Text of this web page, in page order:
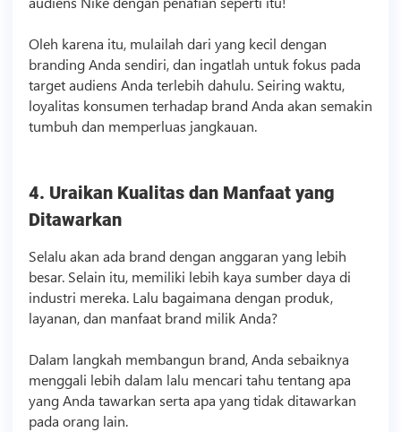
Oleh karena itu, mulailah dari yang kecil dengan
branding Anda sendiri, dan ingatlah untuk fokus pada
target audiens Anda terlebih dahulu. Seiring waktu,
loyalitas konsumen terhadap brand Anda akan semakin
tumbuh dan memperluas jangkauan.
4. Uraikan Kualitas dan Manfaat yang
Ditawarkan
Selalu akan ada brand dengan anggaran yang lebih
besar. Selain itu, memiliki lebih kaya sumber daya di
industri mereka. Lalu bagaimana dengan produk,
layanan, dan manfaat brand milik Anda?
Dalam langkah membangun brand, Anda sebaiknya
menggali lebih dalam lalu mencari tahu tentang apa
yang Anda tawarkan serta apa yang tidak ditawarkan
pada orang lain.